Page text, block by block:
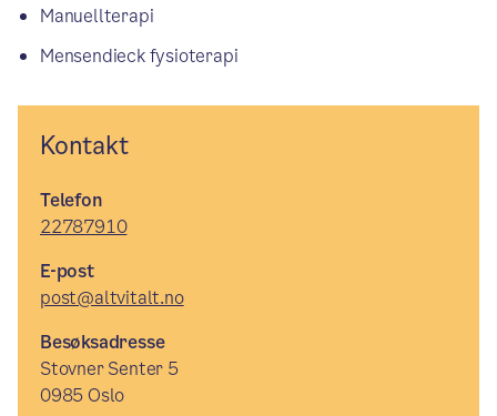
Manuellterapi
Mensendieck fysioterapi
Kontakt
Telefon
22787910
E-post
post@altvitalt.no
Besøksadresse
Stovner Senter 5
0985 Oslo